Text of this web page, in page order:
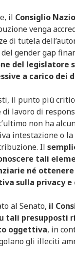
il Consiglio
venga
di tutela
gender gap
del
a carico dei
il punto più
di lavoro di
non ha
intestazione o
Il
tali
né
sulla privacy e
al Senato, il
tali presupposti
oggettiva, in
gli illeciti